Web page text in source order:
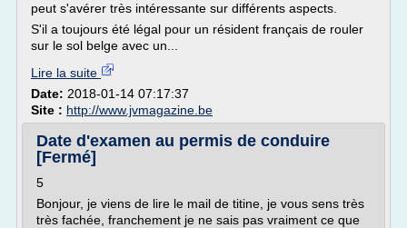
peut s'avérer très intéressante sur différents aspects.
S'il a toujours été légal pour un résident français de rouler
sur le sol belge avec un...
Lire la suite
Date: 2018-01-14 07:17:37
Site : http://www.jvmagazine.be
Date d'examen au permis de conduire
[Fermé]
5
Bonjour, je viens de lire le mail de titine, je vous sens très
très fachée, franchement je ne sais pas vraiment ce que